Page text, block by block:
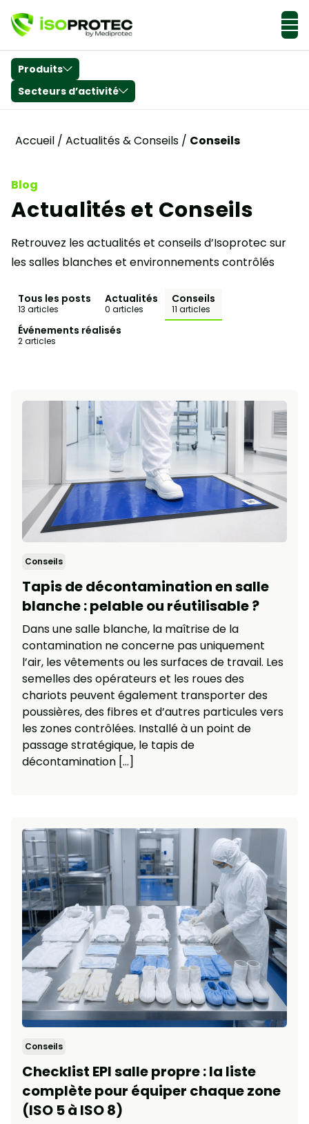
Secteurs d’activité
Produits
Accueil / Actualités & Conseils / Conseils
Blog
Actualités et Conseils
Retrouvez les actualités et conseils d’Isoprotec sur
les salles blanches et environnements contrôlés
Tous les posts
13 articles
Actualités
0 articles
Conseils
11 articles
Événements réalisés
2 articles
Conseils
Tapis de décontamination en salle
blanche : pelable ou réutilisable ?
Dans une salle blanche, la maîtrise de la
contamination ne concerne pas uniquement
l’air, les vêtements ou les surfaces de travail. Les
semelles des opérateurs et les roues des
chariots peuvent également transporter des
poussières, des fibres et d’autres particules vers
les zones contrôlées. Installé à un point de
passage stratégique, le tapis de
décontamination […]
Conseils
Checklist EPI salle propre : la liste
complète pour équiper chaque zone
(ISO 5 à ISO 8)